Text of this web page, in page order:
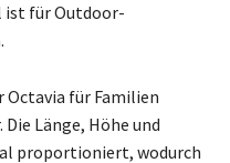
ist für Outdoor-
Octavia für Familien
Länge, Höhe und
proportioniert, wodurch